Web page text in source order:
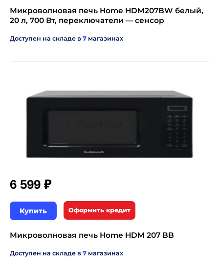
Микроволновая печь Home HDM207BW белый,
20 л, 700 Вт, переключатели — сенсор
Доступен на складе в 7 магазинах
6 599 ₽
Купить Оформить кредит
Микроволновая печь Home HDM 207 BB
Доступен на складе в 7 магазинах